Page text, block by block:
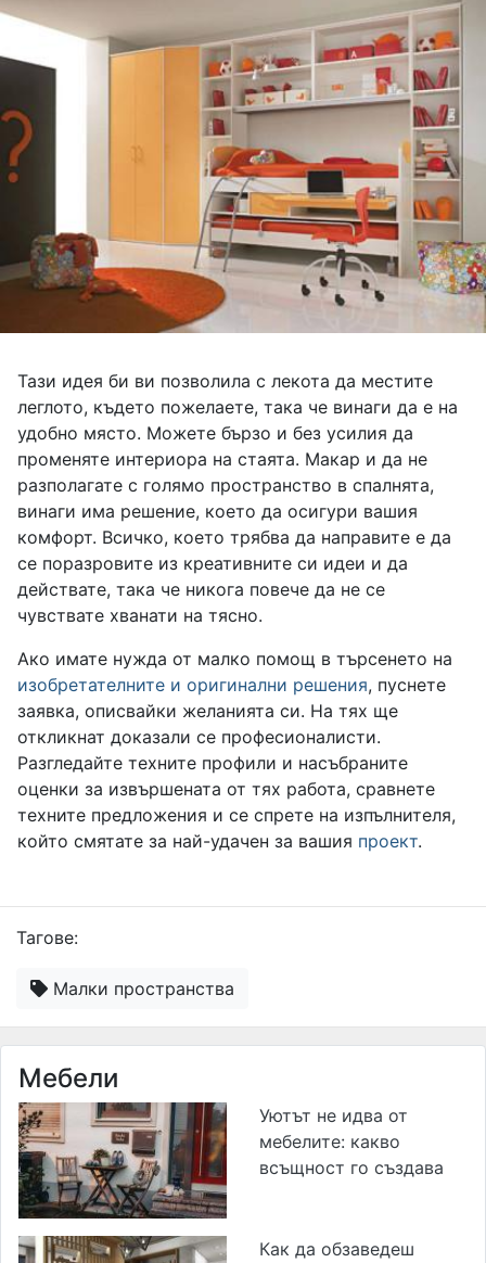
Тази идея би ви позволила с лекота да местите
леглото, където пожелаете, така че винаги да е на
удобно място. Можете бързо и без усилия да
променяте интериора на стаята. Макар и да не
разполагате с голямо пространство в спалнята,
винаги има решение, което да осигури вашия
комфорт. Всичко, което трябва да направите е да
се поразровите из креативните си идеи и да
действате, така че никога повече да не се
чувствате хванати на тясно.
Ако имате нужда от малко помощ в търсенето на
изобретателните и оригинални решения, пуснете
заявка, описвайки желанията си. На тях ще
откликнат доказали се професионалисти.
Разгледайте техните профили и насъбраните
оценки за извършената от тях работа, сравнете
техните предложения и се спрете на изпълнителя,
който смятате за най-удачен за вашия проект.
Тагове:
Малки пространства
Мебели
Уютът не идва от
мебелите: какво
всъщност го създава
Как да обзаведеш